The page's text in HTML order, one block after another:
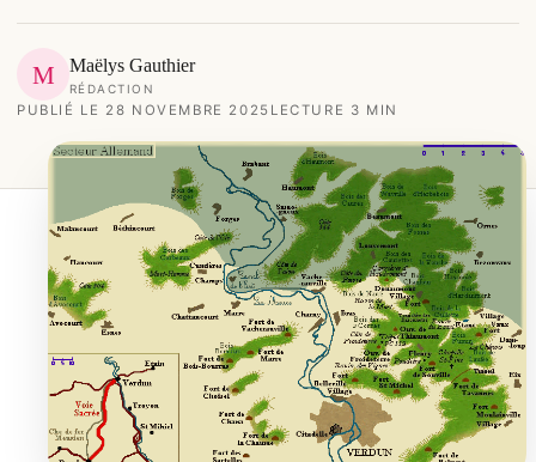
M Maëlys Gauthier
RÉDACTION
PUBLIÉ LE 28 NOVEMBRE 2025 LECTURE 3 MIN